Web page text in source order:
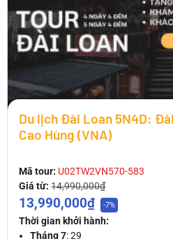
Du lịch Đài Loan 5N4D:
Cao Hùng (VNA)
Mã tour: U02TW2VN570-583
Giá từ:14,990,000₫
13,990,000₫ -7%
Thời gian khởi hành:
Tháng 7: 29